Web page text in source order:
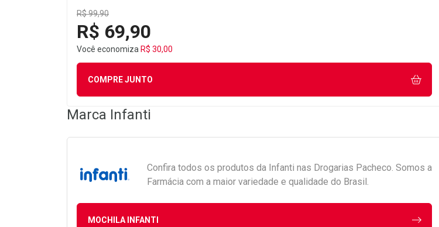
R$ 99,90
R$ 69,90
Você economiza R$ 30,00
COMPRE JUNTO
Marca Infanti
Confira todos os produtos da Infanti nas Drogarias Pacheco. Somos a
Farmácia com a maior variedade e qualidade do Brasil.
MOCHILA INFANTI